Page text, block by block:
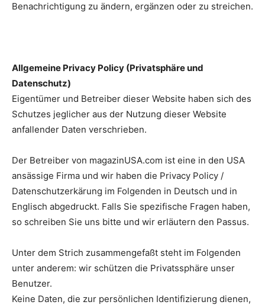
Benachrichtigung zu ändern, ergänzen oder zu streichen.
Allgemeine Privacy Policy (Privatsphäre und
Datenschutz)
Eigentümer und Betreiber dieser Website haben sich des
Schutzes jeglicher aus der Nutzung dieser Website
anfallender Daten verschrieben.
Der Betreiber von magazinUSA.com ist eine in den USA
ansässige Firma und wir haben die Privacy Policy /
Datenschutzerkärung im Folgenden in Deutsch und in
Englisch abgedruckt. Falls Sie spezifische Fragen haben,
so schreiben Sie uns bitte und wir erläutern den Passus.
Unter dem Strich zusammengefaßt steht im Folgenden
unter anderem: wir schützen die Privatssphäre unser
Benutzer.
Keine Daten, die zur persönlichen Identifizierung dienen,